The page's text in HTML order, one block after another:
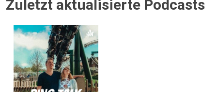
Zuletzt aktualisierte Podcasts